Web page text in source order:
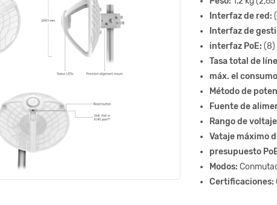
Interfaz de red:
Interfaz de
interfaz PoE: (8)
Tasa total de
máx. el
Método de
Fuente de
Rango de
Vataje máximo
presupuesto
Modos:
Certificaciones: